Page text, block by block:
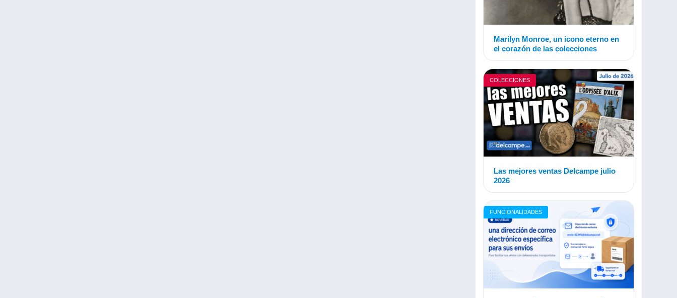
Marilyn Monroe, un icono eterno en
el corazón de las colecciones
COLECCIONES
Las mejores ventas Delcampe julio
2026
FUNCIONALIDADES